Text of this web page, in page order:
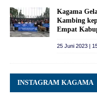
Kagama
Kambing
Empat
25 Juni 2023 |
INSTAGRAM KAGAMA